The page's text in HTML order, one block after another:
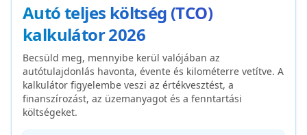
Autó teljes költség (TCO)
kalkulátor2026
Becsüld meg, mennyibe kerül valójában az
autótulajdonlás havonta, évente és kilométerre vetítve. A
kalkulátor figyelembe veszi az értékvesztést, a
finanszírozást, az üzemanyagot és a fenntartási
költségeket.